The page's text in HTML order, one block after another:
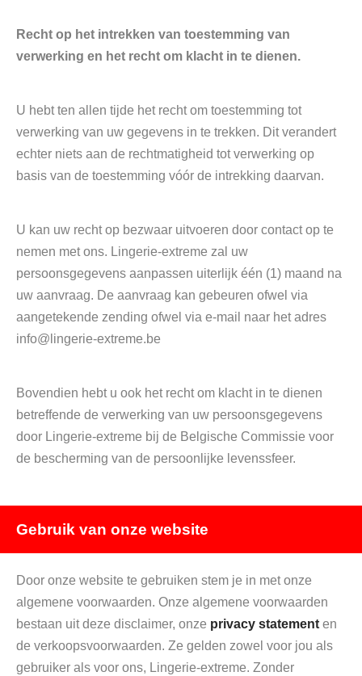
Recht op het intrekken van toestemming van
verwerking en het recht om klacht in te dienen.
U hebt ten allen tijde het recht om toestemming tot
verwerking van uw gegevens in te trekken. Dit verandert
echter niets aan de rechtmatigheid tot verwerking op
basis van de toestemming vóór de intrekking daarvan.
U kan uw recht op bezwaar uitvoeren door contact op te
nemen met ons. Lingerie-extreme zal uw
persoonsgegevens aanpassen uiterlijk één (1) maand na
uw aanvraag. De aanvraag kan gebeuren ofwel via
aangetekende zending ofwel via e-mail naar het adres
info@lingerie-extreme.be
Bovendien hebt u ook het recht om klacht in te dienen
betreffende de verwerking van uw persoonsgegevens
door Lingerie-extreme bij de Belgische Commissie voor
de bescherming van de persoonlijke levenssfeer.
Gebruik van onze website
Door onze website te gebruiken stem je in met onze
algemene voorwaarden. Onze algemene voorwaarden
bestaan uit deze disclaimer, onze privacy statement en
de verkoopsvoorwaarden. Ze gelden zowel voor jou als
gebruiker als voor ons, Lingerie-extreme. Zonder